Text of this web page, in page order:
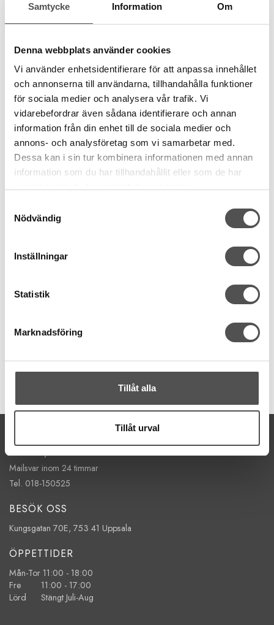
Samtycke Information Om
Denna webbplats använder cookies
Vi använder enhetsidentifierare för att anpassa innehållet
och annonserna till användarna, tillhandahålla funktioner
för sociala medier och analysera vår trafik. Vi
vidarebefordrar även sådana identifierare och annan
information från din enhet till de sociala medier och
annons- och analysföretag som vi samarbetar med.
Dessa kan i sin tur kombinera informationen med annan
information som du har tillhandahållit eller som de har
Nödvändig
Inställningar
Statistik
Marknadsföring
Tillåt alla
Tillåt urval
Vinröd
255 kr
kontakt@symaskinsboden.se
Mailsvar inom 24 timmar
Tel. 018-150525
BESÖK OSS
Kungsgatan 70E, 753 41 Uppsala
ÖPPETTIDER
Mån-Tor 11:00 - 18:00
Fre 11:00 - 17:00
Lörd Stängt Juli-Aug